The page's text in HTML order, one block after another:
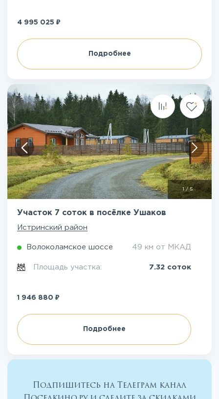
4 995 025 ₽
Подробнее
1/5
Участок 7 соток в посёлке Ушаков
Истринский район
Волоколамское шоссе 49 км от МКАД
Площадь участка: 7.32 соток
1 946 880 ₽
Подробнее
Подпишитесь на Телеграм канал